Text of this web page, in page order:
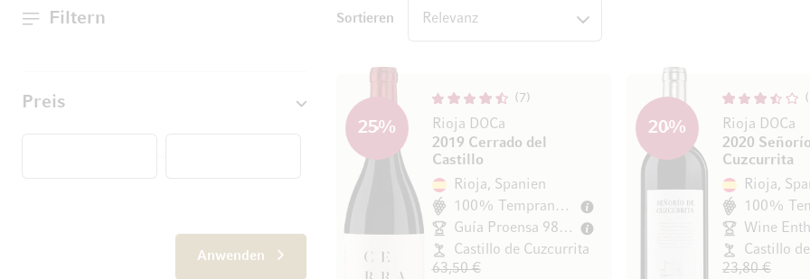
Filtern
Preis
Anwenden
Sortieren
7
Rioja DOCa
2019 Cerrado del
Castillo
25%
Rioja, Spanien
100% Tempranillo
Guía Proensa 98/100
Castillo de Cuzcurrita
63,50 €
Rioja DOCa
2020
Cuzcurrita
20%
Rioja,
Castillo
23,80 €